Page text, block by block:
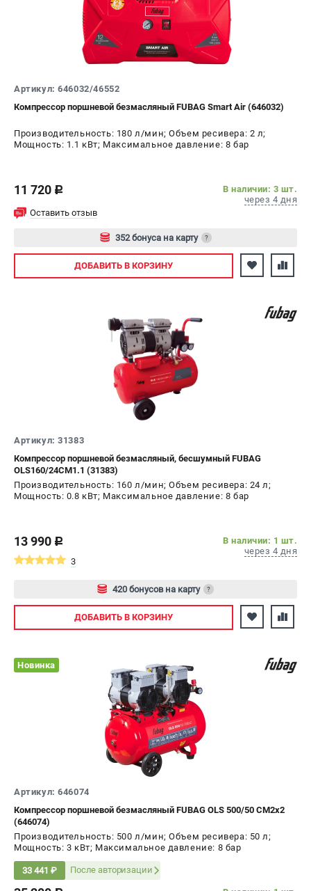
Сварочные материалы
ТЕЛЕФОН (САНКТ-ПЕТЕРБУРГ)
+7 (812) 317-60-57
8 (812) 317-60-57
Режим работы колл-центра:
+7 (8112) 59-10-67
zakaz@fubagtorg.ru
Артикул: 646032/46552
Компрессор поршневой безмасляный FUBAG Smart Air (646032)
Производительность: 180 л/мин; Объем ресивера: 2 л;
Мощность: 1.1 кВт; Максимальное давление: 8 бар
11 720 c
В наличии: 3 шт.
через 4 дня
Оставить отзыв
352 бонуса на карту ?
Авторизуйтесь
ДОБАВИТЬ В КОРЗИНУ
Артикул: 31383
Компрессор поршневой безмасляный, бесшумный FUBAG
OLS160/24CM1.1 (31383)
Производительность: 160 л/мин; Объем ресивера: 24 л;
Мощность: 0.8 кВт; Максимальное давление: 8 бар
13 990 c
В наличии: 1 шт.
через 4 дня
3
420 бонусов на карту ?
Авторизуйтесь
ДОБАВИТЬ В КОРЗИНУ
Новинка
Артикул: 646074
Компрессор поршневой безмасляный FUBAG OLS 500/50 CM2х2
(646074)
Производительность: 500 л/мин; Объем ресивера: 50 л;
Мощность: 3 кВт; Максимальное давление: 8 бар
33 441 ₽ После авторизации